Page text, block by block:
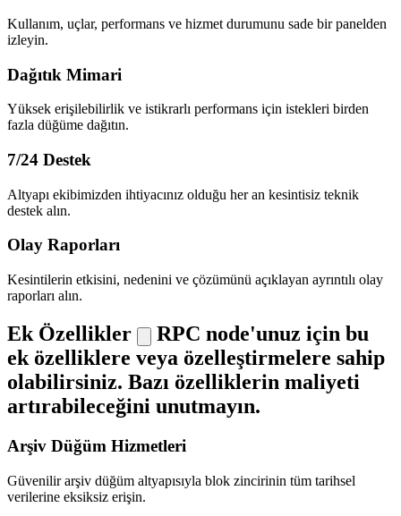
Kullanım, uçlar, performans ve hizmet durumunu sade bir panelden
izleyin.
Dağıtık Mimari
Yüksek erişilebilirlik ve istikrarlı performans için istekleri birden
fazla düğüme dağıtın.
7/24 Destek
Altyapı ekibimizden ihtiyacınız olduğu her an kesintisiz teknik
destek alın.
Olay Raporları
Kesintilerin etkisini, nedenini ve çözümünü açıklayan ayrıntılı olay
raporları alın.
Ek Özellikler
RPC node'unuz için bu
ek özelliklere veya özelleştirmelere sahip
olabilirsiniz. Bazı özelliklerin maliyeti
artırabileceğini unutmayın.
Arşiv Düğüm Hizmetleri
Güvenilir arşiv düğüm altyapısıyla blok zincirinin tüm tarihsel
verilerine eksiksiz erişin.